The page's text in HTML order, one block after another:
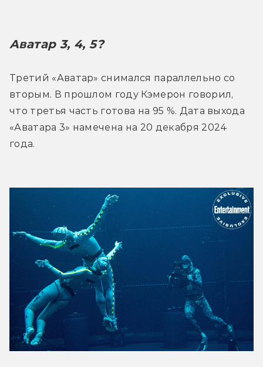
Аватар 3, 4, 5?
Третий «Аватар» снимался параллельно со
вторым. В прошлом году Кэмерон говорил,
что третья часть готова на 95 %. Дата выхода
«Аватара 3» намечена на 20 декабря 2024
года.